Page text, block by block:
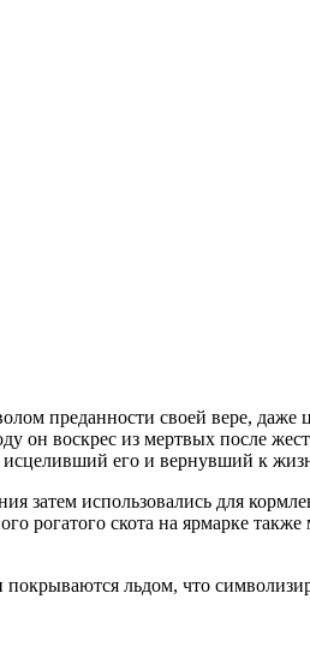
преданности своей вере,
он воскрес из мертвых после
его и вернувший к
затем использовались для
рогатого скота на ярмарке
льдом, что